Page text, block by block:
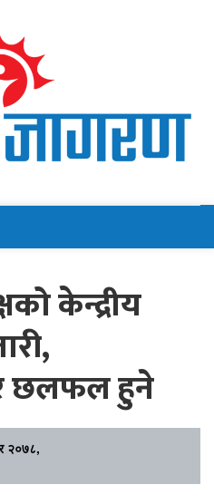
केन्द्रीय
छलफल हुने
२०७८,